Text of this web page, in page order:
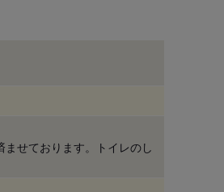
せております。トイレのし